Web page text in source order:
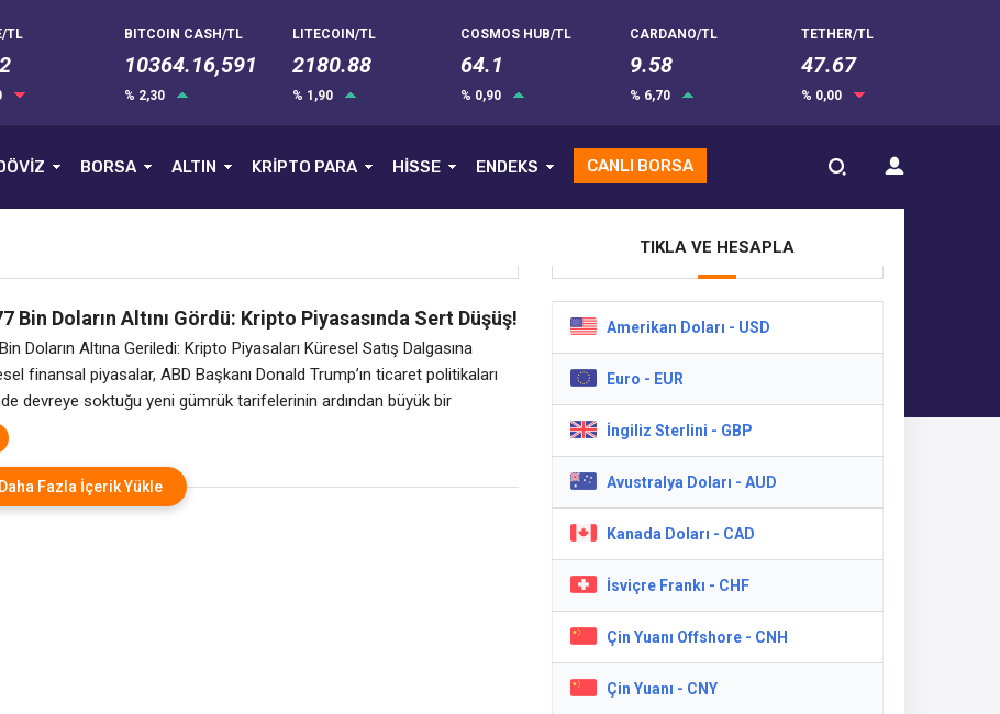
TL BITCOIN CASH/TL
10364.16,591
% 2,30
LITECOIN/TL
2180.88
% 1,90
COSMOS HUB/TL
64.1
% 0,90
CARDANO/TL
9.58
% 6,70
TETHER/TL
47.67
% 0,00
BORSA ALTIN KRİPTO PARA HİSSE ENDEKS CANLI BORSA
Bin Doların Altını Gördü: Kripto Piyasasında Sert Düşüş!
Doların Altına Geriledi: Kripto Piyasaları Küresel Satış Dalgasına
finansal piyasalar, ABD Başkanı Donald Trump’ın ticaret politikaları
devreye soktuğu yeni gümrük tarifelerinin ardından büyük bir
yaşarken, kripto para birimleri de bu sarsıntıdan nasibini aldı. Lider
Bitcoin, %2,5’e varan bir düşüşle 77.000 dolar seviyesinin altına
Daha Fazla İçerik Yükle
TIKLA VE HESAPLA
Amerikan Doları - USD
Euro - EUR
İngiliz Sterlini - GBP
Avustralya Doları - AUD
Kanada Doları - CAD
İsviçre Frankı - CHF
Çin Yuanı Offshore - CNH
Çin Yuanı - CNY